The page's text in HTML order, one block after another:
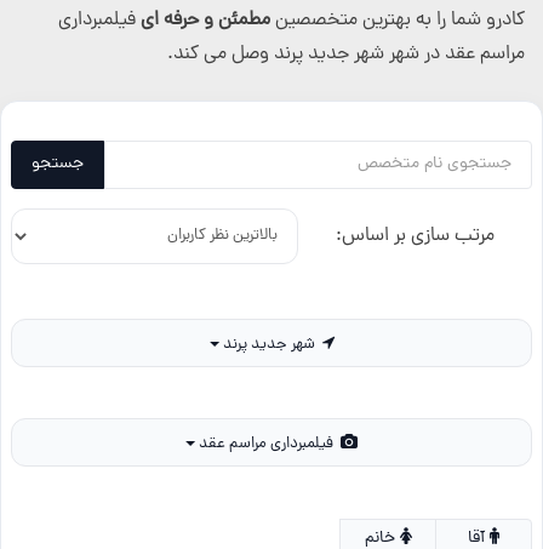
کادرو شما را به بهترین متخصصینمطمئن و حرفه ایفیلمبرداری
مراسم عقد در شهر شهر جدید پرند وصل می کند.
جستجو
مرتب سازی بر اساس:
خانم